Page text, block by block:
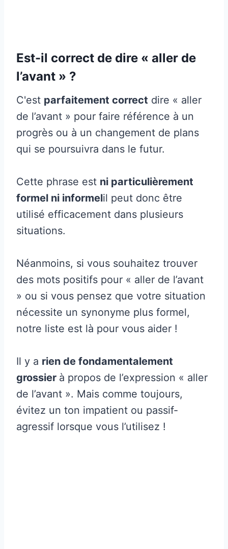
Est-il correct de dire « aller de
l’avant » ?
C'est parfaitement correct dire « aller
de l’avant » pour faire référence à un
progrès ou à un changement de plans
qui se poursuivra dans le futur.
Cette phrase est ni particulièrement
formel ni informelil peut donc être
utilisé efficacement dans plusieurs
situations.
Néanmoins, si vous souhaitez trouver
des mots positifs pour « aller de l’avant
» ou si vous pensez que votre situation
nécessite un synonyme plus formel,
notre liste est là pour vous aider !
Il y a rien de fondamentalement
grossier à propos de l’expression « aller
de l’avant ». Mais comme toujours,
évitez un ton impatient ou passif-
agressif lorsque vous l’utilisez !